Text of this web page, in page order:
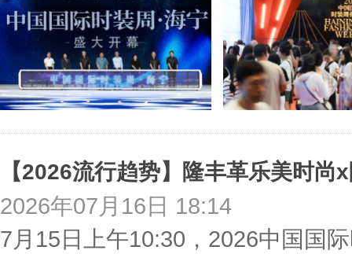
2026年07月16日 18:14
7月15日上午10:30，2026中国国